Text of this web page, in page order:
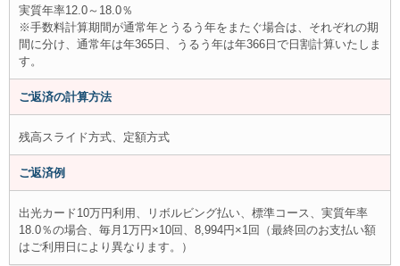
実質年率12.0～18.0％
※手数料計算期間が通常年とうるう年をまたぐ場合は、それぞれの期
間に分け、通常年は年365日、うるう年は年366日で日割計算いたしま
す。
ご返済の計算方法
残高スライド方式、定額方式
ご返済例
出光カード10万円利用、リボルビング払い、標準コース、実質年率
18.0％の場合、毎月1万円×10回、8,994円×1回（最終回のお支払い額
はご利用日により異なります。）